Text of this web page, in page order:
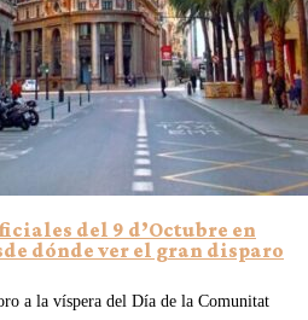
del 9 d’Octubre en
dónde ver el gran disparo
a la víspera del Día de la Comunitat